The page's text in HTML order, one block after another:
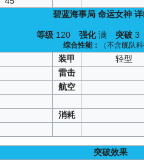
光荣的一
铅色：
七夕
异色格
碧蓝海事局 命运女神详
等级 120 强化满 突破 3
综合性能： （不含舰队科
装甲 轻型
雷击
航空
消耗
突破效果